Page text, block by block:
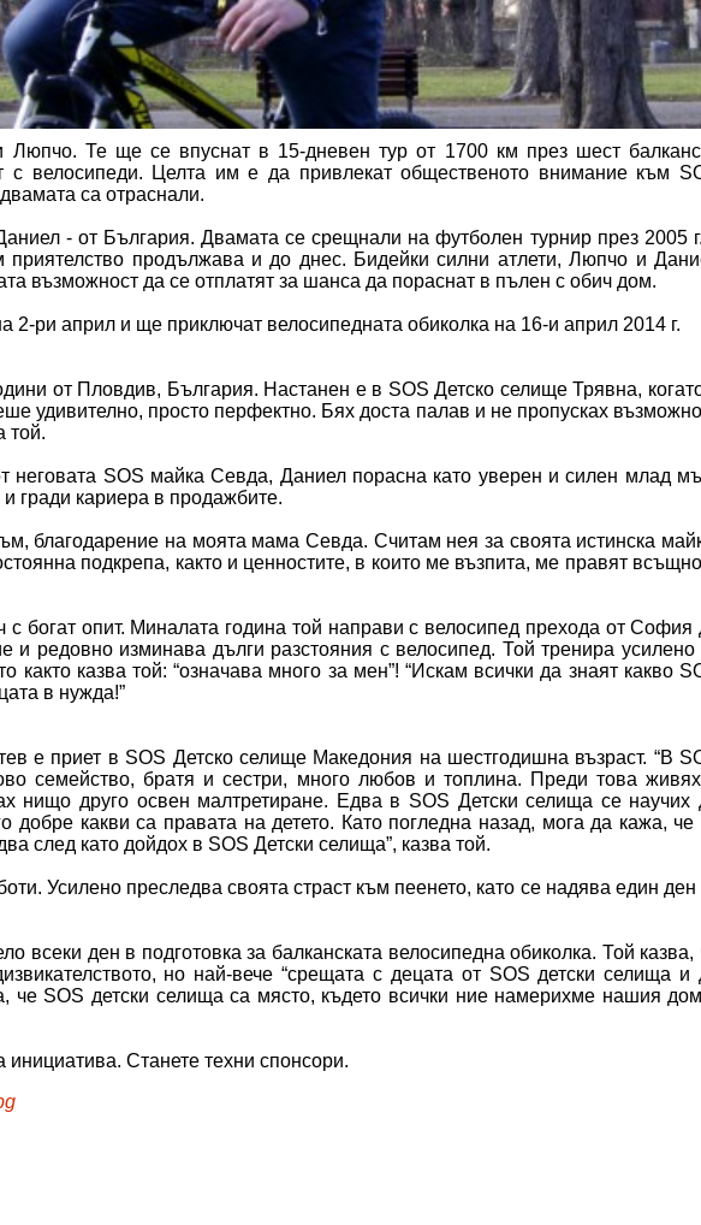
Люпчо. Те ще се впуснат в 15-дневен тур от 1700 км през шест
велосипеди. Целта им е да привлекат общественото внимание към
са отраснали.
- от България. Двамата се срещнали на футболен турнир през 2005
приятелство продължава и до днес. Бидейки силни атлети, Люпчо и
възможност да се отплатят за шанса да пораснат в пълен с обич дом.
2-ри април и ще приключат велосипедната обиколка на 16-и април 2014 г.
от Пловдив, България. Настанен е в SOS Детско селище Трявна,
удивително, просто перфектно. Бях доста палав и не пропусках
той.
неговата SOS майка Севда, Даниел порасна като уверен и силен млад
гради кариера в продажбите.
благодарение на моята мама Севда. Считам нея за своята истинска
подкрепа, както и ценностите, в които ме възпита, ме правят
с богат опит. Миналата година той направи с велосипед прехода от София
и редовно изминава дълги разстояния с велосипед. Той тренира усилено
както казва той: “означава много за мен”! “Искам всички да знаят какво
в нужда!”
е приет в SOS Детско селище Македония на шестгодишна възраст. “В
семейство, братя и сестри, много любов и топлина. Преди това
нищо друго освен малтретиране. Едва в SOS Детски селища се научих
добре какви са правата на детето. Като погледна назад, мога да кажа, че
след като дойдох в SOS Детски селища”, казва той.
Усилено преследва своята страст към пеенето, като се надява един ден
всеки ден в подготовка за балканската велосипедна обиколка. Той казва,
но най-вече “срещата с децата от SOS детски селища и
че SOS детски селища са място, където всички ние намерихме нашия
инициатива. Станете техни спонсори.